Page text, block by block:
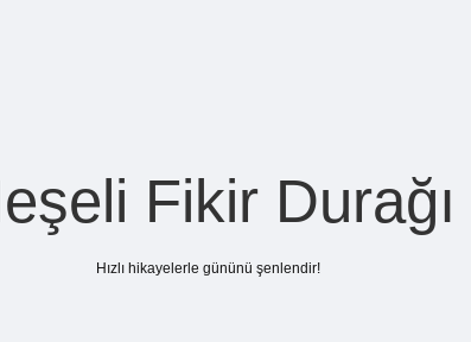
Fikir Durağı
Hızlı hikayelerle gününü şenlendir!